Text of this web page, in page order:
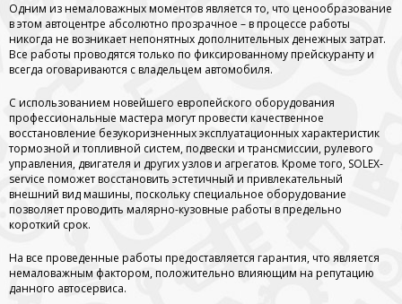
Одним из немаловажных моментов является то, что ценообразование
в этом автоцентре абсолютно прозрачное – в процессе работы
никогда не возникает непонятных дополнительных денежных затрат.
Все работы проводятся только по фиксированному прейскуранту и
всегда оговариваются с владельцем автомобиля.
С использованием новейшего европейского оборудования
профессиональные мастера могут провести качественное
восстановление безукоризненных эксплуатационных характеристик
тормозной и топливной систем, подвески и трансмиссии, рулевого
управления, двигателя и других узлов и агрегатов. Кроме того, SOLEX-
service поможет восстановить эстетичный и привлекательный
внешний вид машины, поскольку специальное оборудование
позволяет проводить малярно-кузовные работы в предельно
короткий срок.
На все проведенные работы предоставляется гарантия, что является
немаловажным фактором, положительно влияющим на репутацию
данного автосервиса.